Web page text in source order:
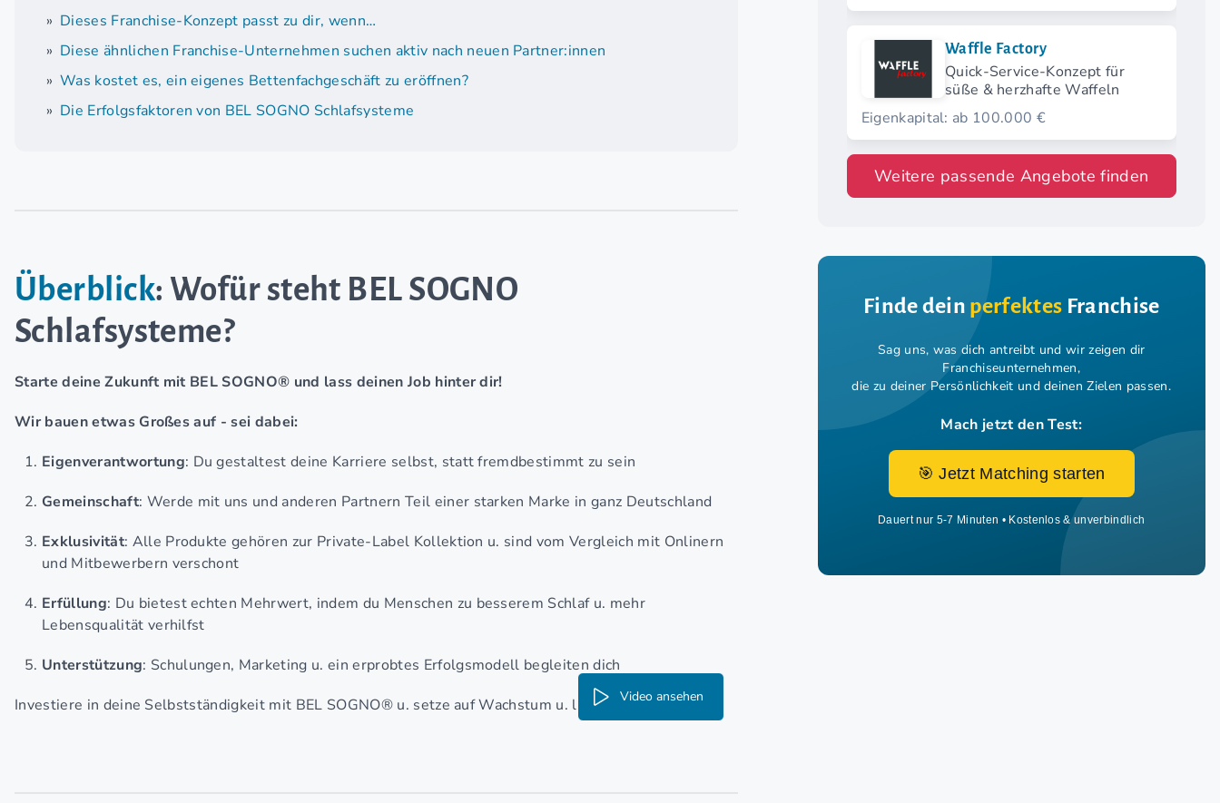
Dieses Franchise-Konzept passt zu dir, wenn…
Diese ähnlichen Franchise-Unternehmen suchen aktiv nach neuen Partner:innen
Was kostet es, ein eigenes Bettenfachgeschäft zu eröffnen?
Die Erfolgsfaktoren von BEL SOGNO Schlafsysteme
Überblick: Wofür steht BEL SOGNO
Schlafsysteme?
Starte deine Zukunft mit BEL SOGNO® und lass deinen Job hinter dir!
Wir bauen etwas Großes auf - sei dabei:
Eigenverantwortung: Du gestaltest deine Karriere selbst, statt fremdbestimmt zu sein
Gemeinschaft: Werde mit uns und anderen Partnern Teil einer starken Marke in ganz Deutschland
Exklusivität: Alle Produkte gehören zur Private-Label Kollektion u. sind vom Vergleich mit Onlinern
und Mitbewerbern verschont
Erfüllung: Du bietest echten Mehrwert, indem du Menschen zu besserem Schlaf u. mehr
Lebensqualität verhilfst
Unterstützung: Schulungen, Marketing u. ein erprobtes Erfolgsmodell begleiten dich
Investiere in deine Selbstständigkeit mit BEL SOGNO® u. setze auf Wachstum u. langfristigen Erfolg!
Video ansehen
Waffle Factory
Quick-Service-Konzept für
süße & herzhafte Waffeln
Eigenkapital: ab 100.000 €
Weitere passende Angebote finden
Finde dein perfektes Franchise
Sag uns, was dich antreibt und wir zeigen dir
Franchiseunternehmen,
die zu deiner Persönlichkeit und deinen Zielen passen.
Mach jetzt den Test:
🎯 Jetzt Matching starten
Dauert nur 5-7 Minuten • Kostenlos & unverbindlich